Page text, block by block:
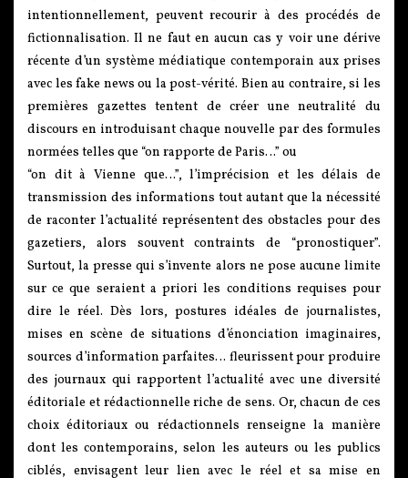
intentionnellement, peuvent recourir à des procédés de
fictionnalisation. Il ne faut en aucun cas y voir une dérive
récente d’un système médiatique contemporain aux prises
avec les fake news ou la post-vérité. Bien au contraire, si les
premières gazettes tentent de créer une neutralité du
discours en introduisant chaque nouvelle par des formules
normées telles que “on rapporte de Paris…” ou
“on dit à Vienne que…”, l’imprécision et les délais de
transmission des informations tout autant que la nécessité
de raconter l’actualité représentent des obstacles pour des
gazetiers, alors souvent contraints de “pronostiquer”.
Surtout, la presse qui s’invente alors ne pose aucune limite
sur ce que seraient a priori les conditions requises pour
dire le réel. Dès lors, postures idéales de journalistes,
mises en scène de situations d’énonciation imaginaires,
sources d’information parfaites… fleurissent pour produire
des journaux qui rapportent l’actualité avec une diversité
éditoriale et rédactionnelle riche de sens. Or, chacun de ces
choix éditoriaux ou rédactionnels renseigne la manière
dont les contemporains, selon les auteurs ou les publics
ciblés, envisagent leur lien avec le réel et sa mise en